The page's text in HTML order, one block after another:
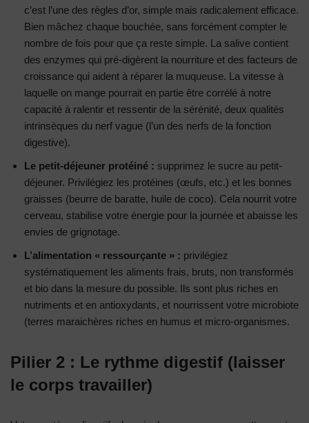
c’est l’une des règles d’or, simple mais radicalement efficace.
Bien mâchez chaque bouchée, sans forcément compter le
nombre de fois pour que ça reste simple. La salive contient
des enzymes qui pré-digèrent la nourriture et des facteurs de
croissance qui aident à réparer la muqueuse. La vitesse à
laquelle on mange pourrait en partie être corrélé à notre
capacité à ralentir et ressentir de la sérénité, deux qualités
intrinsèques du nerf vague (l’un des nerfs de la fonction
digestive).
Le petit-déjeuner protéiné : supprimez le sucre au petit-
déjeuner. Privilégiez les protéines (œufs, etc.) et les bonnes
graisses (beurre de baratte, huile de coco). Cela nourrit votre
cerveau, stabilise votre énergie pour la journée et abaisse les
envies de grignotage.
L’alimentation « ressourçante » : privilégiez
systématiquement les aliments frais, bruts, non transformés
et bio dans la mesure du possible. Ils sont plus riches en
nutriments et en antioxydants, et nourrissent votre microbiote
(terres maraichères riches en humus et micro-organismes.
Pilier 2 : Le rythme digestif (laisser
le corps travailler)